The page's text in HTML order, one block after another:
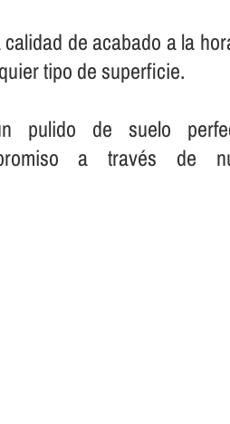
de acabado a la
tipo de superficie.
pulido de suelo
a través de